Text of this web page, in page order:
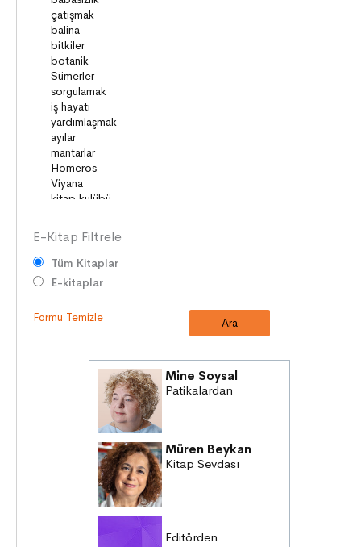
DUYGULAR
HAYAL GÜCÜ
MİLLİ KÜLTÜRÜMÜZ
DAVRANIŞLAR
SAĞLIK ve SPOR
YETENEKLER
BİREY ve TOPLUM
ANLAM ARAYIŞI
PSİKOLOJİ
E-Kitap Filtrele
Tüm Kitaplar
E-kitaplar
Formu Temizle
Mine Soysal
Patikalardan
Müren Beykan
Kitap Sevdası
Editörden